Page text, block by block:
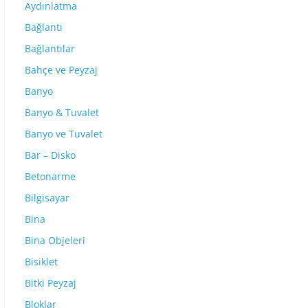
Aydınlatma
Bağlantı
Bağlantılar
Bahçe ve Peyzaj
Banyo
Banyo & Tuvalet
Banyo ve Tuvalet
Bar – Disko
Betonarme
Bilgisayar
Bina
Bina Objeleri
Bisiklet
Bitki Peyzaj
Bloklar